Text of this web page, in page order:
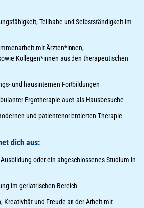
Teilhabe und Selbstständigkeit im
mit Ärzten*innen,
Kollegen*innen aus den therapeutischen
und hausinternen Fortbildungen
Ergotherapie auch als Hausbesuche
und patientenorientierten Therapie
dich aus:
oder ein abgeschlossenes Studium in
im geriatrischen Bereich
Kreativität und Freude an der Arbeit mit